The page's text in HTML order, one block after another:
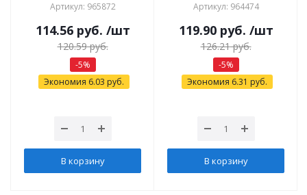
Артикул: 965872
114.56руб. /шт
120.59руб.
-5%
Экономия 6.03 руб.
В корзину
Артикул: 964474
119.90руб. /шт
126.21руб.
-5%
Экономия 6.31 руб.
В корзину